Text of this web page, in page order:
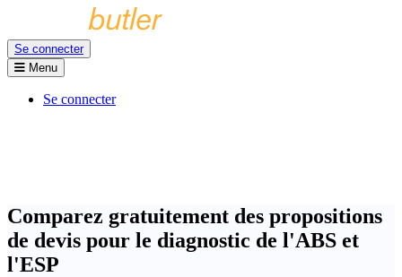
Se connecter
Menu
Se connecter
Comparez gratuitement des propositions
de devis pour le diagnostic de l'ABS et
l'ESP